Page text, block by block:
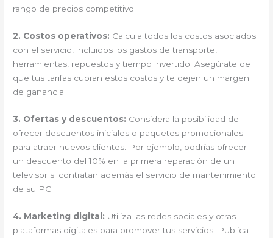
rango de precios competitivo.
2. Costos operativos: Calcula todos los costos asociados
con el servicio, incluidos los gastos de transporte,
herramientas, repuestos y tiempo invertido. Asegúrate de
que tus tarifas cubran estos costos y te dejen un margen
de ganancia.
3. Ofertas y descuentos: Considera la posibilidad de
ofrecer descuentos iniciales o paquetes promocionales
para atraer nuevos clientes. Por ejemplo, podrías ofrecer
un descuento del 10% en la primera reparación de un
televisor si contratan además el servicio de mantenimiento
de su PC.
4. Marketing digital : Utiliza las redes sociales y otras
plataformas digitales para promover tus servicios. Publica